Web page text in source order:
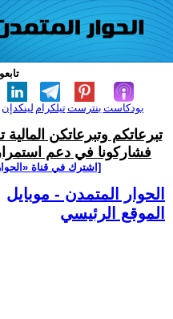
لينكدإن تيلكرامبنترست بودكاست
تبرعاتكم وتبرعاتكن
فشاركونا في دعم
[اشترك في قناة
الحوار المتمدن - موبايل
الموقع الرئيسي